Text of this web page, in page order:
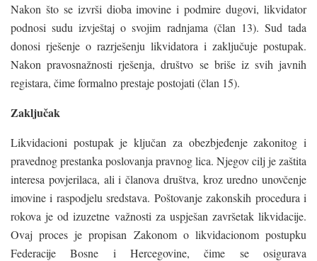
Nakon što se izvrši dioba imovine i podmire dugovi, likvidator
podnosi sudu izvještaj o svojim radnjama (član 13). Sud tada
donosi rješenje o razrješenju likvidatora i zaključuje postupak.
Nakon pravosnažnosti rješenja, društvo se briše iz svih javnih
registara, čime formalno prestaje postojati (član 15).
Zaključak
Likvidacioni postupak je ključan za obezbjeđenje zakonitog i
pravednog prestanka poslovanja pravnog lica. Njegov cilj je zaštita
interesa povjerilaca, ali i članova društva, kroz uredno unovčenje
imovine i raspodjelu sredstava. Poštovanje zakonskih procedura i
rokova je od izuzetne važnosti za uspješan završetak likvidacije.
Ovaj proces je propisan Zakonom o likvidacionom postupku
Federacije Bosne i Hercegovine, čime se osigurava